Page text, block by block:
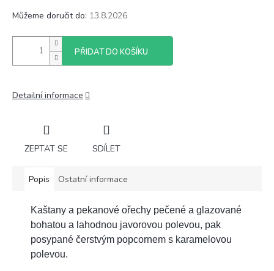
Můžeme doručit do: 13.8.2026
PŘIDAT DO KOŠÍKU
Detailní informace
ZEPTAT SE SDÍLET
Popis Ostatní informace
Kaštany a pekanové ořechy pečené a glazované
bohatou a lahodnou javorovou polevou, pak
posypané čerstvým popcornem s karamelovou
polevou.